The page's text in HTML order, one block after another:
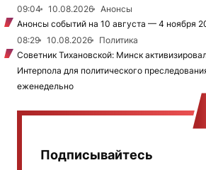
09:04
10.08.2026
Анонсы
Анонсы событий на 10 августа — 4 ноября
08:29
10.08.2026
Политика
Советник Тихановской: Минск
Интерпола для политического
еженедельно
Подписывайтесь